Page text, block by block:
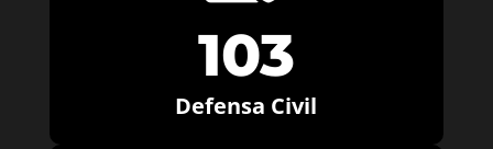
103
Defensa Civil